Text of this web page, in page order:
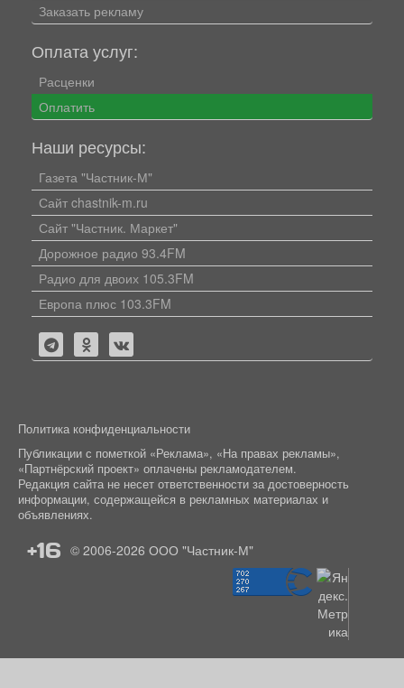
Заказать рекламу
Оплата услуг:
Расценки
Оплатить
Наши ресурсы:
Газета "Частник-М"
Сайт chastnik-m.ru
Сайт "Частник. Маркет"
Дорожное радио 93.4FM
Радио для двоих 105.3FM
Европа плюс 103.3FM
Политика конфиденциальности
Публикации с пометкой «Реклама», «На правах рекламы»,
«Партнёрский проект» оплачены рекламодателем.
Редакция сайта не несет ответственности за достоверность
информации, содержащейся в рекламных материалах и
объявлениях.
+16 © 2006-2026 ООО "Частник-М"